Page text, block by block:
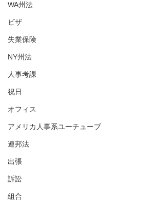
WA州法
ビザ
失業保険
NY州法
人事考課
祝日
オフィス
アメリカ人事系ユーチューブ
連邦法
出張
訴訟
組合